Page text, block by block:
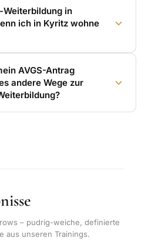
Weiterbildung in
ich in Kyritz wohne
AVGS-Antrag
andere Wege zur
– pudrig-weiche, definierte
aus unseren Trainings.